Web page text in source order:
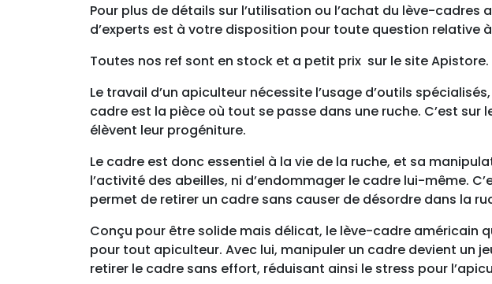
Pour plus de détails sur l’utilisation ou l’achat du lève-
d’experts est à votre disposition pour toute question relative
Toutes nos ref sont en stock et a petit prix sur le site Apistore.
Le travail d’un apiculteur nécessite l’usage d’outils
cadre est la pièce où tout se passe dans une ruche. C’est
élèvent leur progéniture.
Le cadre est donc essentiel à la vie de la ruche, et sa
l’activité des abeilles, ni d’endommager le cadre lui-même.
permet de retirer un cadre sans causer de désordre dans la
Conçu pour être solide mais délicat, le lève-cadre américain
pour tout apiculteur. Avec lui, manipuler un cadre devient un
retirer le cadre sans effort, réduisant ainsi le stress pour